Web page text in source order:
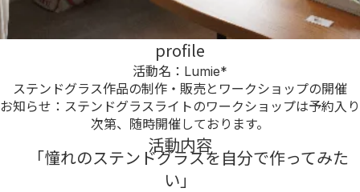
profile
活動名：Lumie*
ステンドグラス作品の制作・販売とワークショップの開催
お知らせ：ステンドグラスライトのワークショップは予約入り
次第、随時開催しております。
活動内容
「憧れのステンドグラスを自分で作ってみた
い」